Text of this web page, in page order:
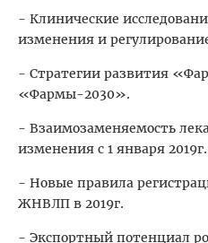
- Клинические
изменения и
- Стратегии развития
«Фармы-2030».
- Взаимозаменяемость
изменения с 1 января 2019г.
- Новые правила
ЖНВЛП в 2019г.
- Экспортный потенциал